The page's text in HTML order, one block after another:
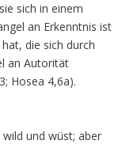
sich in einem
an Erkenntnis ist
die sich durch
an Autorität
Hosea 4,6a).
und wüst; aber